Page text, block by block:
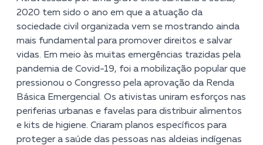
2020 tem sido o ano em que a atuação da
sociedade civil organizada vem se mostrando ainda
mais fundamental para promover direitos e salvar
vidas. Em meio às muitas emergências trazidas pela
pandemia de Covid-19, foi a mobilização popular que
pressionou o Congresso pela aprovação da Renda
Básica Emergencial. Os ativistas uniram esforços nas
periferias urbanas e favelas para distribuir alimentos
e kits de higiene. Criaram planos específicos para
proteger a saúde das pessoas nas aldeias indígenas